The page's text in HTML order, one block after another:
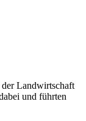
Landwirtschaft
und führten